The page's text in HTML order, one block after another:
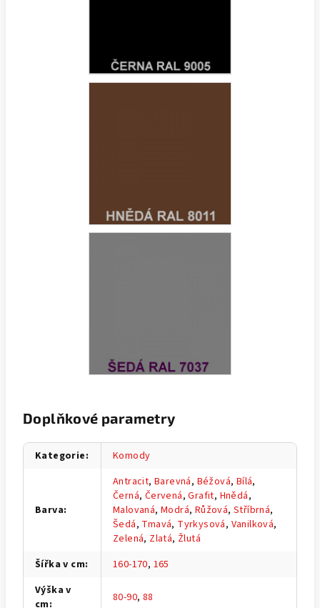
Doplňkové parametry
Kategorie: Komody
Barva:
Antracit,Barevná, Béžová, Bílá,
Černá, Červená,Grafit, Hnědá,
Malovaná,Modrá, Růžová,Stříbrná,
Šedá, Tmavá, Tyrkysová, Vanilková,
Zelená, Zlatá, Žlutá
Šířka v cm: 160-170, 165
Výška v
cm: 80-90, 88